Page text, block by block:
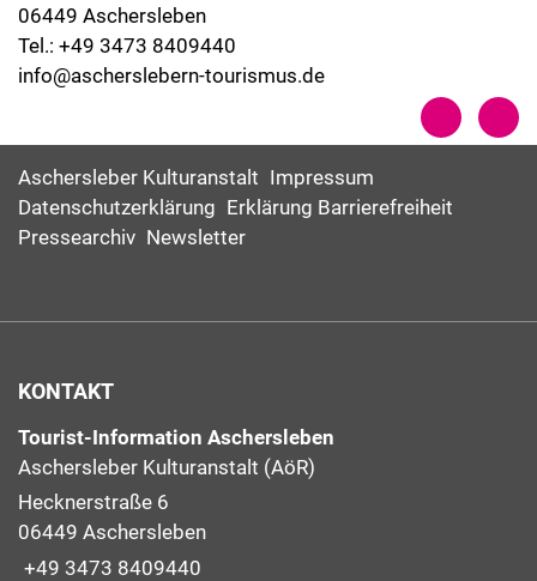
06449 Aschersleben
Tel.: +49 3473 8409440
info@ascherslebern-tourismus.de
Aschersleber Kulturanstalt Impressum
Datenschutzerklärung Erklärung Barrierefreiheit
Pressearchiv Newsletter
KONTAKT
Tourist-Information Aschersleben
Aschersleber Kulturanstalt (AöR)
Hecknerstraße 6
06449 Aschersleben
+49 3473 8409440